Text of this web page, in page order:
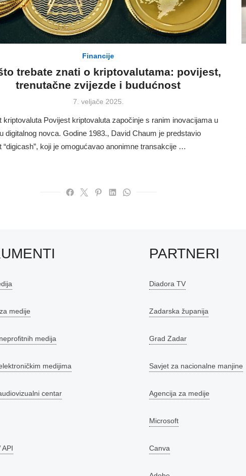
Financije
trebate znati o kriptovalutama: povijest,
trenutačne zvijezde i budućnost
Posted
7. veljače 2025.
kriptovaluta Povijest kriptovaluta započinje s ranim inovacijama u
digitalnog novca. Godine 1983., David Chaum je predstavio
“digicash”, koji je omogućavao anonimne transakcije …
medije
medija
medijima
centar
PARTNERI
Diadora TV
Zadarska županija
Grad Zadar
Savjet za nacionalne manjine
Agencija za medije
Microsoft
Canva